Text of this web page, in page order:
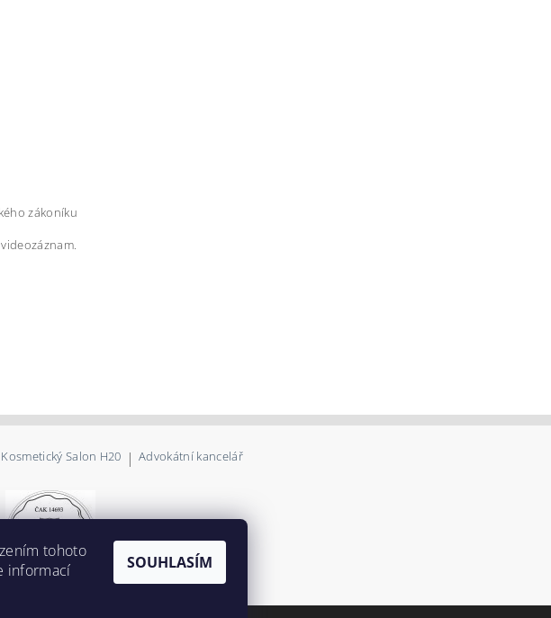
zákoníku
Kosmetický Salon H20 | Advokátní kancelář
tohoto
informací
SOUHLASÍM